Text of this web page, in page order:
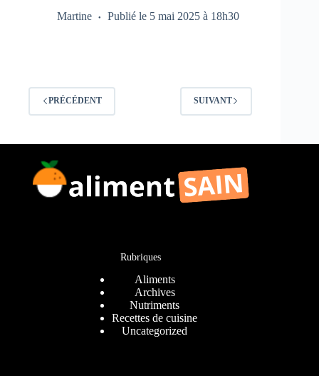
Martine
Publié le 5 mai 2025 à 18h30
PRÉCÉDENT SUIVANT
Rubriques
Aliments
Archives
Nutriments
Recettes de cuisine
Uncategorized